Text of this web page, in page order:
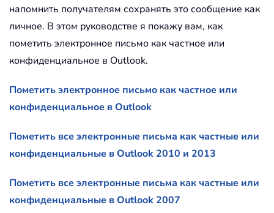
напомнить получателям сохранять это сообщение как
личное. В этом руководстве я покажу вам, как
пометить электронное письмо как частное или
конфиденциальное в Outlook.
Пометить электронное письмо как частное или
конфиденциальное в Outlook
Пометить все электронные письма как частные или
конфиденциальные в Outlook 2010 и 2013
Пометить все электронные письма как частные или
конфиденциальные в Outlook 2007